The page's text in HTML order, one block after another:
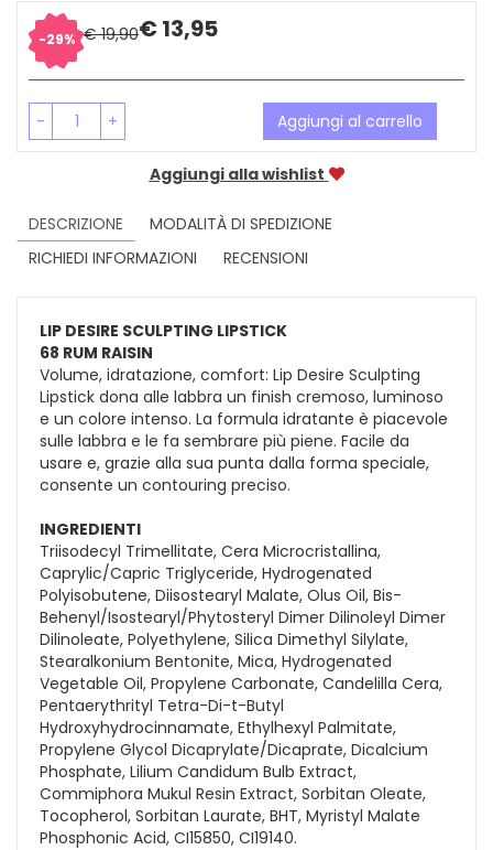
Sconto
del29% € 19,90Prezzo
scontato
€ 13,95
- + Aggiungi al carrello
Aggiungi alla wishlist
DESCRIZIONE
MODALITÀ DI SPEDIZIONE
RICHIEDI INFORMAZIONI
RECENSIONI
LIP DESIRE SCULPTING LIPSTICK
68 RUM RAISIN
Volume, idratazione, comfort: Lip Desire Sculpting
Lipstick dona alle labbra un finish cremoso, luminoso
e un colore intenso. La formula idratante è piacevole
sulle labbra e le fa sembrare più piene. Facile da
usare e, grazie alla sua punta dalla forma speciale,
consente un contouring preciso.
INGREDIENTI
Triisodecyl Trimellitate, Cera Microcristallina,
Caprylic/Capric Triglyceride, Hydrogenated
Polyisobutene, Diisostearyl Malate, Olus Oil, Bis-
Behenyl/Isostearyl/Phytosteryl Dimer Dilinoleyl Dimer
Dilinoleate, Polyethylene, Silica Dimethyl Silylate,
Stearalkonium Bentonite, Mica, Hydrogenated
Vegetable Oil, Propylene Carbonate, Candelilla Cera,
Pentaerythrityl Tetra-Di-t-Butyl
Hydroxyhydrocinnamate, Ethylhexyl Palmitate,
Propylene Glycol Dicaprylate/Dicaprate, Dicalcium
Phosphate, Lilium Candidum Bulb Extract,
Commiphora Mukul Resin Extract, Sorbitan Oleate,
Tocopherol, Sorbitan Laurate, BHT, Myristyl Malate
Phosphonic Acid, CI15850, CI19140.